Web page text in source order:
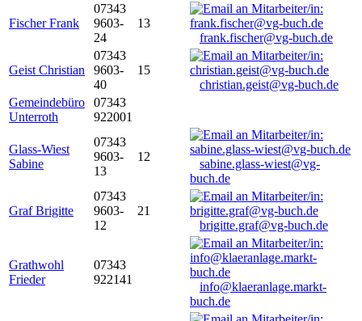
Fischer Frank
07343
9603-
24
13
frank.fischer@vg-buch.de
Geist Christian
07343
9603-
40
15
christian.geist@vg-buch.de
Gemeindebüro
Unterroth
07343
922001
Glass-Wiest
Sabine
07343
9603-
13
12
sabine.glass-wiest@vg-
buch.de
Graf Brigitte
07343
9603-
12
21
brigitte.graf@vg-buch.de
Grathwohl
Frieder
07343
922141
info@klaeranlage.markt-
buch.de